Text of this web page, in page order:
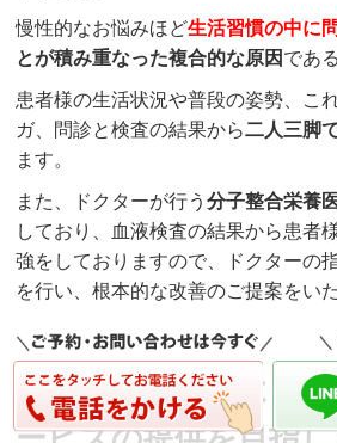
慢性的なお悩みほど生活習慣の中に
とが積み重なった複合的な原因 であ
患者様の生活状況や普段の姿勢、こ
ガ、問診と検査の結果から二人三脚
ます。
また、ドクターが行う分子整合栄養
しており、血液検査の結果から患者
強をしておりますので、ドクターの
を行い、根本的な改善のご提案をい
常に研鑽し、より